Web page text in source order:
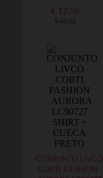
€ 12,50
€ 13,25
CONJUNTO LIVCO
CORTI FASHION -